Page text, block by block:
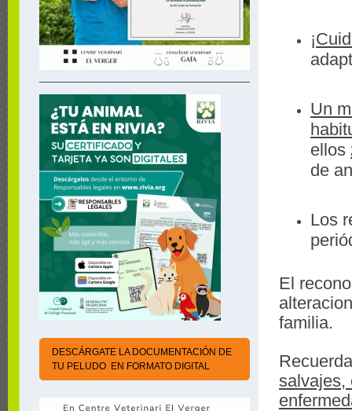
Un
ellos
de
Los
El
familia.
salvajes,
DESCÁRGATE LA DOCUMENTACIÓN DE
TU PELUDO EN FORMATO DIGITAL